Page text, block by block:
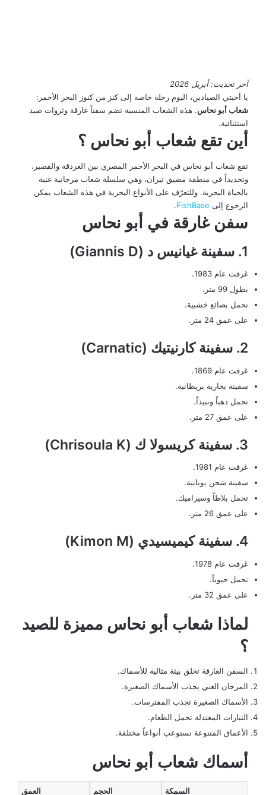
آخر تحديث: أبريل 2026
يا أحبتي الصيادين، اليوم رحلة خاصة إلى كنز من كنوز البحر الأحمر:
شعاب أبو نحاس. هذه الشعاب المنسية تضم سفناً غارقة وثروات صيد
استثنائية.
أين تقع شعاب أبو نحاس ؟
تقع شعاب أبو نحاس في البحر الأحمر المصري بين الغردقة والقصير،
وتحديداً في منطقة مضيق تيران، وهي سلسلة شعاب مرجانية غنية
بالحياة البحرية. وللتعرّف على الأنواع البحرية في هذه الشعاب يمكن
الرجوع إلى FishBase
.
سفن غارقة في أبو نحاس
1. سفينة غيانيس د (Giannis D)
غرقت عام 1983.
بطول 99 متر.
تحمل بضائع خشبية.
على عمق 24 متر.
2. سفينة كارنيتيك (Carnatic)
غرقت عام 1869.
سفينة بخارية بريطانية.
تحمل ذهباً ونبيذاً.
على عمق 27 متر.
3. سفينة كريسولا ك (Chrisoula K)
غرقت عام 1981.
سفينة شحن يونانية.
تحمل بلاطاً وسيراميك.
على عمق 26 متر.
4. سفينة كيميسيدي (Kimon M)
غرقت عام 1978.
تحمل حبوباً.
على عمق 32 متر.
لماذا شعاب أبو نحاس مميزة للصيد
؟
السفن الغارقة تخلق بيئة مثالية للأسماك.
المرجان الغني يجذب الأسماك الصغيرة.
الأسماك الصغيرة تجذب المفترسات.
التيارات المعتدلة تحمل الطعام.
الأعماق المتنوعة تستوعب أنواعاً مختلفة.
أسماك شعاب أبو نحاس
السمكة الحجم العمق